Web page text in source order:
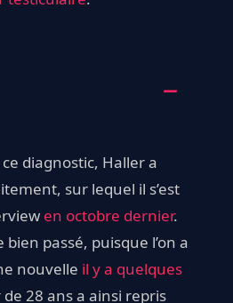
diagnostic, Haller a
sur lequel il s’est
en octobre dernier.
bien passé, puisque l’on a
nouvelle il y a quelques
28 ans a ainsi repris